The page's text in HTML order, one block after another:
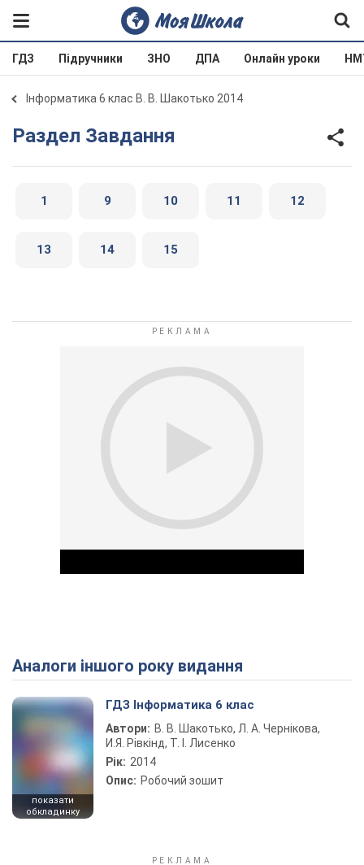
ГДЗ Підручники ЗНО ДПА Онлайн уроки
Інформатика 6 клас В. В. Шакотько 2014
Раздел Завдання
1 9 10 11 12
13 14 15
Play Video
Аналоги іншого року видання
показати
обкладинку
ГДЗ Інформатика 6 клас
Автори: В. В. Шакотько, Л. А. Чернікова,
И.Я. Рівкінд, Т. І. Лисенко
Рік: 2014
Опис: Робочий зошит